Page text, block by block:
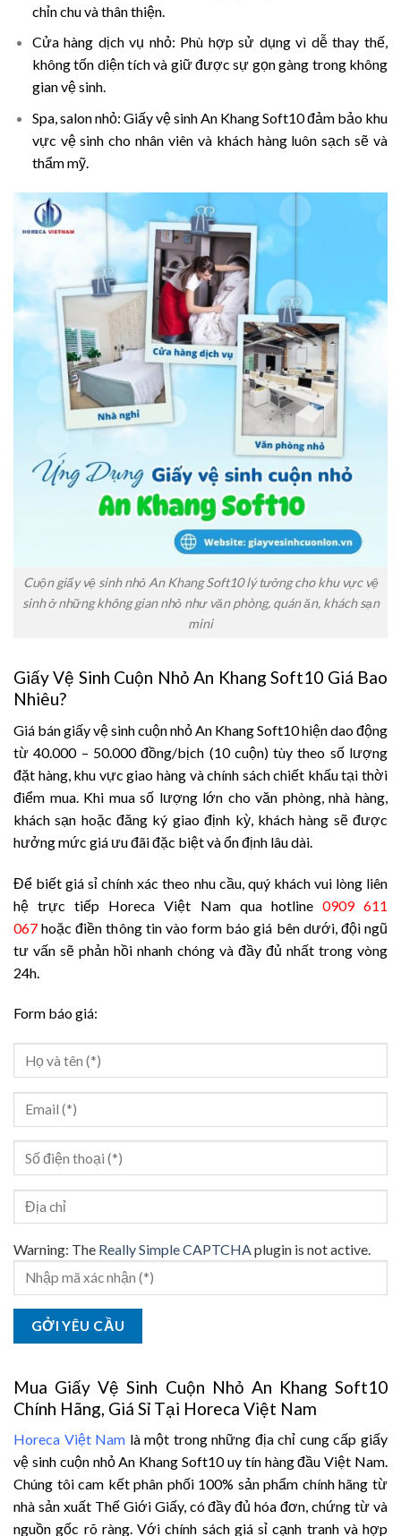
chỉn chu và thân thiện.
Cửa hàng dịch vụ nhỏ: Phù hợp sử dụng vì dễ thay thế,
không tốn diện tích và giữ được sự gọn gàng trong không
gian vệ sinh.
Spa, salon nhỏ: Giấy vệ sinh An Khang Soft10 đảm bảo khu
vực vệ sinh cho nhân viên và khách hàng luôn sạch sẽ và
thẩm mỹ.
Cuộn giấy vệ sinh nhỏ An Khang Soft10 lý tưởng cho khu vực vệ
sinh ở những không gian nhỏ như văn phòng, quán ăn, khách sạn
mini
Giấy Vệ Sinh Cuộn Nhỏ An Khang Soft10 Giá Bao
Nhiêu?
Giá bán giấy vệ sinh cuộn nhỏ An Khang Soft10 hiện dao động
từ 40.000 – 50.000 đồng/bịch (10 cuộn) tùy theo số lượng
đặt hàng, khu vực giao hàng và chính sách chiết khấu tại thời
điểm mua. Khi mua số lượng lớn cho văn phòng, nhà hàng,
khách sạn hoặc đăng ký giao định kỳ, khách hàng sẽ được
hưởng mức giá ưu đãi đặc biệt và ổn định lâu dài.
Để biết giá sỉ chính xác theo nhu cầu, quý khách vui lòng liên
hệ trực tiếp Horeca Việt Nam qua hotline 0909 611
067 hoặc điền thông tin vào form báo giá bên dưới, đội ngũ
tư vấn sẽ phản hồi nhanh chóng và đầy đủ nhất trong vòng
24h.
Form báo giá:
Warning: The Really Simple CAPTCHAplugin is not active.
Mua Giấy Vệ Sinh Cuộn Nhỏ An Khang Soft10
Chính Hãng, Giá Sỉ Tại Horeca Việt Nam
Horeca Việt Nam là một trong những địa chỉ cung cấp giấy
vệ sinh cuộn nhỏ An Khang Soft10 uy tín hàng đầu Việt Nam.
Chúng tôi cam kết phân phối 100% sản phẩm chính hãng từ
nhà sản xuất Thế Giới Giấy, có đầy đủ hóa đơn, chứng từ và
nguồn gốc rõ ràng. Với chính sách giá sỉ cạnh tranh và hợp